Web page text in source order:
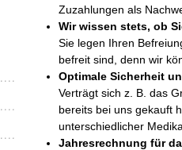
Zuzahlungen als
Wir wissen stets, ob
Sie legen Ihren
befreit sind, denn wir
Optimale Sicherheit
Verträgt sich z. B. das
bereits bei uns gekauft
unterschiedlicher
Jahresrechnung für